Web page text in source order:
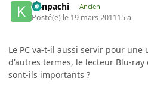
Kenpachi Ancien
Posté(e) le 19 mars 201115 a
Le PC va-t-il aussi servir pour
d'autres termes, le lecteur Blu-ray
sont-ils importants ?